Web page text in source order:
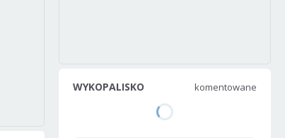
WYKOPALISKO komentowane